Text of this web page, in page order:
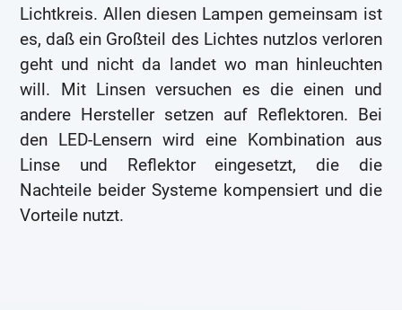
Lichtkreis. Allen diesen Lampen gemeinsam ist
es, daß ein Großteil des Lichtes nutzlos verloren
geht und nicht da landet wo man hinleuchten
will. Mit Linsen versuchen es die einen und
andere Hersteller setzen auf Reflektoren. Bei
den LED-Lensern wird eine Kombination aus
Linse und Reflektor eingesetzt, die die
Nachteile beider Systeme kompensiert und die
Vorteile nutzt.